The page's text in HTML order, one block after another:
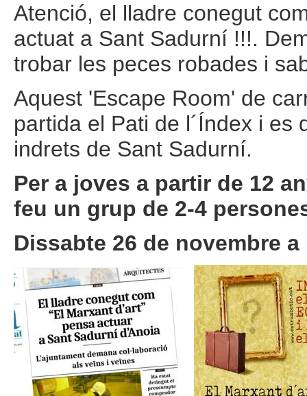
Atenció, el lladre conegut
actuat a Sant Sadurní !!!.
trobar les peces robades i
Aquest 'Escape Room' de
partida el Pati de l´Índex i es
indrets de Sant Sadurní.
Per a joves a partir de 12
feu un grup de 2-4
Dissabte 26 de novembre a